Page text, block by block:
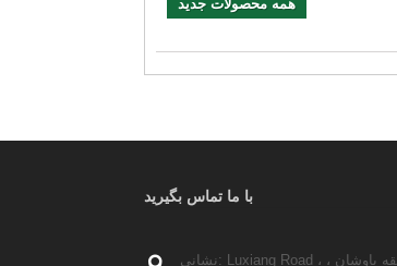
همه محصولات جدید
با ما تماس بگیرید
نشانی: Luxiang Road ، منطقه باوشان ،